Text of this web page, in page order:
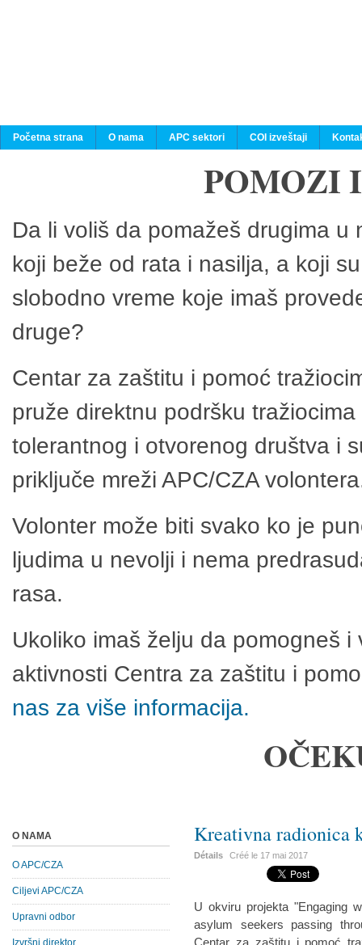
Početna strana O nama APC sektori COI izveštaji
POMOZI
Da li voliš da pomažeš drugima
koji beže od rata i nasilja, a koji
slobodno vreme koje imaš
druge?
Centar za zaštitu i pomoć
pruže direktnu podršku
tolerantnog i otvorenog društva i
priključe mreži APC/CZA
Volonter može biti svako ko je
ljudima u nevolji i nema
rasa.
Ukoliko imaš želju da pomogneš
aktivnosti Centra za zaštitu i
nas za više informacija.
Kreativna radionica
Détails Créé le 17 mai 2017
U okviru projekta "Engaging
asylum seekers passing
Centar za zaštitu i pomoć
O NAMA
O APC/CZA
Ciljevi APC/CZA
Upravni odbor
Izvršni direktor